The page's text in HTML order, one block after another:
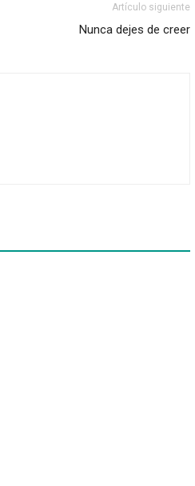
Artículo siguiente
Nunca dejes de creer